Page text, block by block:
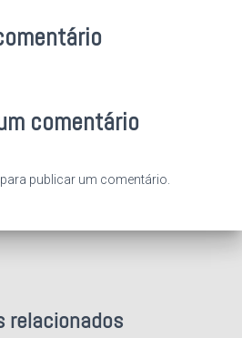
comentário
para publicar um comentário.
relacionados